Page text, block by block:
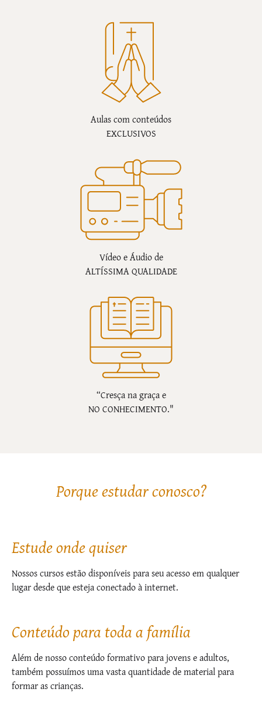
Aulas com conteúdos
EXCLUSIVOS
Vídeo e Áudio de
ALTÍSSIMA QUALIDADE
“Cresça na graça e
NO CONHECIMENTO."
Porque estudar conosco?
Estude onde quiser
Nossos cursos estão disponíveis para seu acesso em qualquer
lugar desde que esteja conectado à internet.
Conteúdo para toda a família
Além de nosso conteúdo formativo para jovens e adultos,
também possuímos uma vasta quantidade de material para
formar as crianças.